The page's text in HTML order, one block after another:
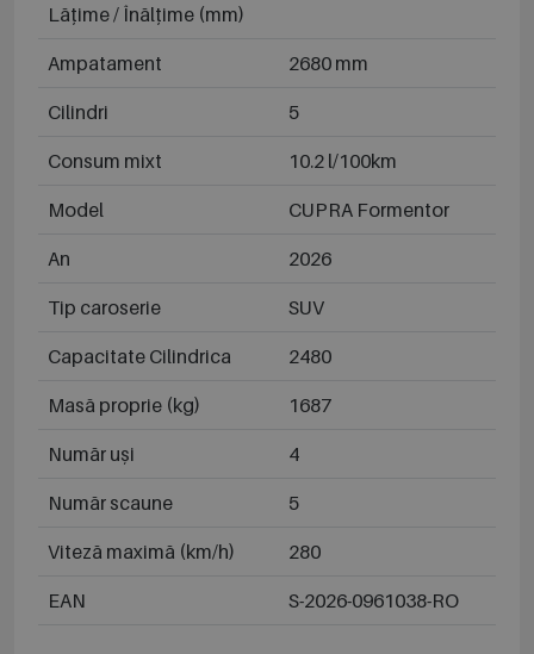
Lățime / Înălțime (mm)
Ampatament 2680 mm
Cilindri 5
Consum mixt 10.2 l/100km
Model CUPRA Formentor
An 2026
Tip caroserie SUV
Capacitate Cilindrica 2480
Masă proprie (kg) 1687
Număr uși 4
Număr scaune 5
Viteză maximă (km/h) 280
EAN S-2026-0961038-RO